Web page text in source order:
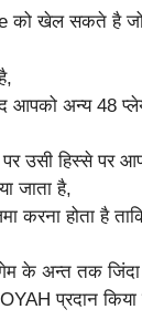
खेल सकते है जो
अन्य 48
उसी हिस्से पर
जाता है,
होता है
के अन्त तक जिंदा
प्रदान किया